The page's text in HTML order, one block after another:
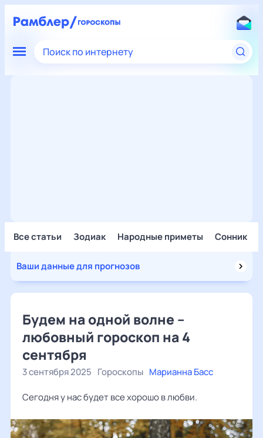
Поиск по интернету
Все статьи Зодиак Народные приметы Сонник
Ваши данные для прогнозов
Будем на одной волне –
любовный гороскоп на 4
сентября
3 сентября 2025 Гороскопы Марианна Басс
Сегодня у нас будет все хорошо в любви.